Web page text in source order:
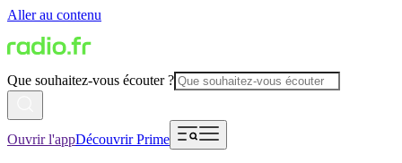
Aller au contenu
Que souhaitez-vous écouter ?
Ouvrir l'appDécouvrir Prime